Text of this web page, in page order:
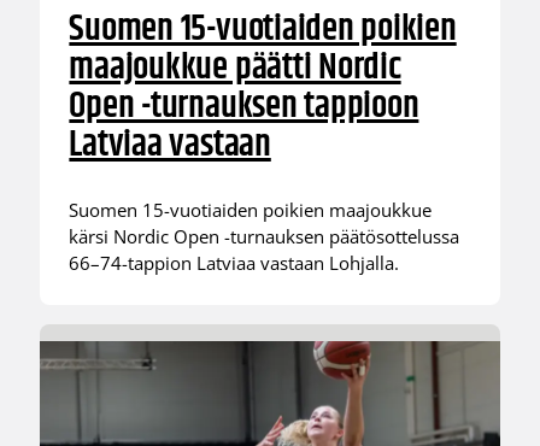
Suomen 15-vuotiaiden poikien
maajoukkue päätti Nordic
Open -turnauksen tappioon
Latviaa vastaan
Suomen 15-vuotiaiden poikien maajoukkue
kärsi Nordic Open -turnauksen päätösottelussa
66–74-tappion Latviaa vastaan Lohjalla.